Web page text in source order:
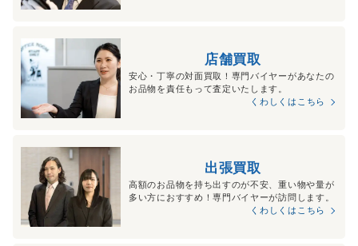
店舗買取
安心・丁寧の対面買取！専門バイヤーがあなたの
お品物を責任もって査定いたします。
くわしくはこちら
出張買取
高額のお品物を持ち出すのが不安、重い物や量が
多い方におすすめ！専門バイヤーが訪問します。
くわしくはこちら